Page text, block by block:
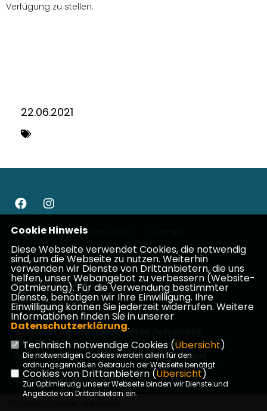
Verfügung zu stellen.
22.06.2021
Impressum Datenschutz
CDU Wetterau
CDU in Hessen
CDU Deutschlands
Bundestagsabgeordneter Johannes
Wiegelmann
Landtagsabgeordneter Patrick Appel
Landrat Jan Weckler
Cookie Hinweis
Diese Webseite verwendet Cookies, die notwendig
sind, um die Webseite zu nutzen. Weiterhin
verwenden wir Dienste von Drittanbietern, die uns
helfen, unser Webangebot zu verbessern (Website-
Optmierung). Für die Verwendung bestimmter
Dienste, benötigen wir Ihre Einwilligung. Ihre
Einwilligung können Sie jederzeit widerrufen. Weitere
Informationen finden Sie in unserer
Datenschutzerklärung.
Technisch notwendige Cookies (Übersicht)
Die notwendigen Cookies werden allein für den
ordnungsgemäßen Gebrauch der Webseite benötigt.
Cookies von Drittanbietern (Übersicht)
Zur Optimierung unserer Webseite binden wir Dienste und
Angebote von Drittanbietern ein.